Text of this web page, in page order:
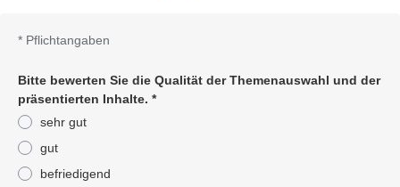
* Pflichtangaben
Bitte bewerten Sie die Qualität der Themenauswahl und der
präsentierten Inhalte. *
sehr gut
gut
befriedigend